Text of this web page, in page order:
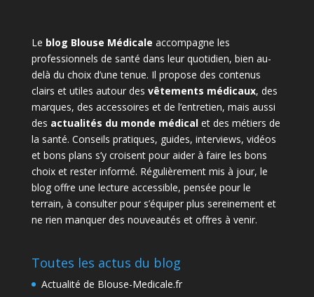
Le blog Blouse Médicale accompagne les
professionnels de santé dans leur quotidien, bien au-
delà du choix d’une tenue. Il propose des contenus
clairs et utiles autour des vêtements médicaux, des
marques, des accessoires et de l’entretien, mais aussi
des actualités du monde médicalet des métiers de
la santé. Conseils pratiques, guides, interviews, vidéos
et bons plans s’y croisent pour aider à faire les bons
choix et rester informé. Régulièrement mis à jour, le
blog offre une lecture accessible, pensée pour le
terrain, à consulter pour s’équiper plus sereinement et
ne rien manquer des nouveautés et offres à venir.
Toutes les actus du blog
Actualité de Blouse-Medicale.fr